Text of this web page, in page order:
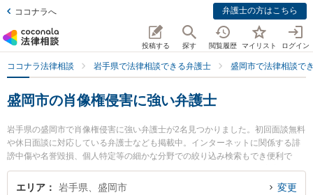
ココナラへ 弁護士の方はこちら
投稿する 探す 閲覧履歴 マイリスト ログイン
ココナラ法律相談 岩手県で法律相談できる弁護士 盛岡市で法律相談で
盛岡市の肖像権侵害に強い弁護士
岩手県の盛岡市で肖像権侵害に強い弁護士が2名見つかりました。初回面談無料
や休日面談に対応している弁護士なども掲載中。インターネットに関係する誹
謗中傷や名誉毀損、個人特定等の細かな分野での絞り込み検索もでき便利で
す。特に弁護士法人稲葉セントラル法律事務所 盛岡オフィスの田中 宏宜弁護士
や盛岡ナンテン法律事務所の及川 啓紀弁護士のプロフィール情報や弁護士費
エリア 岩手県、盛岡市 変更